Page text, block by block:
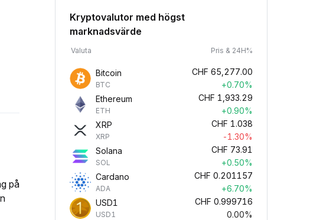
på
Kryptovalutor med högst
marknadsvärde
Valuta Pris & 24H%
Bitcoin
BTC
CHF 65,277.00
+0.70%
Ethereum
ETH
CHF 1,933.29
+0.90%
XRP
XRP
CHF 1.038
-1.30%
Solana
SOL
CHF 73.91
+0.50%
Cardano
ADA
CHF 0.201157
+6.70%
USD1
USD1
CHF 0.999716
0.00%